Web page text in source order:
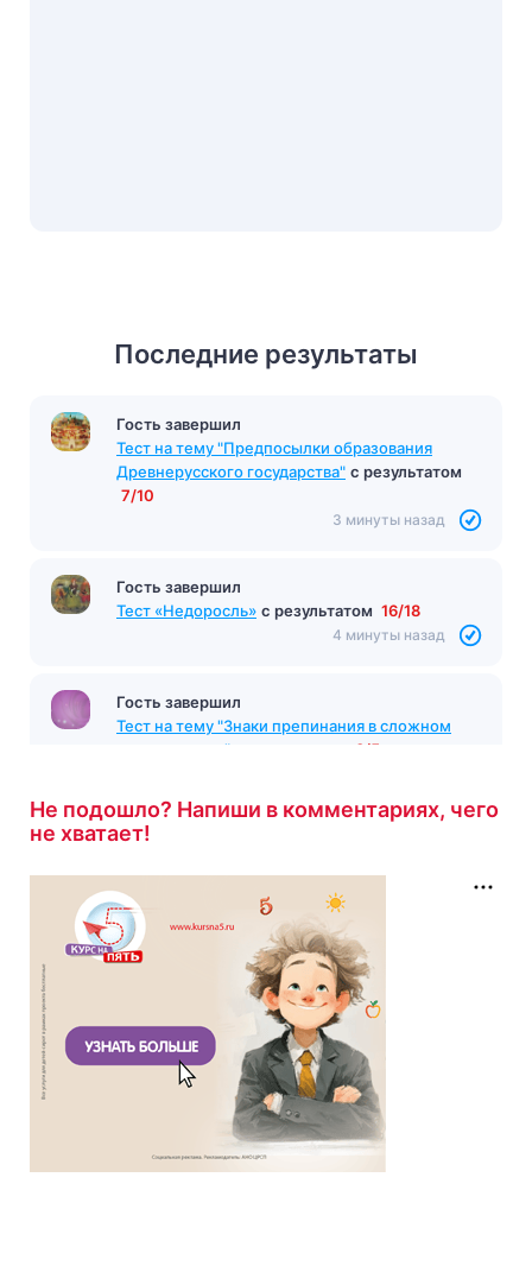
Последние результаты
Гость завершил
Тест на тему "Предпосылки образования
Древнерусского государства" с результатом
7/10
3 минуты назад
Гость завершил
Тест «Недоросль» с результатом 16/18
4 минуты назад
Гость завершил
Тест на тему "Знаки препинания в сложном
предложении"
3/5
Не подошло? Напиши в комментариях, чего
не хватает!